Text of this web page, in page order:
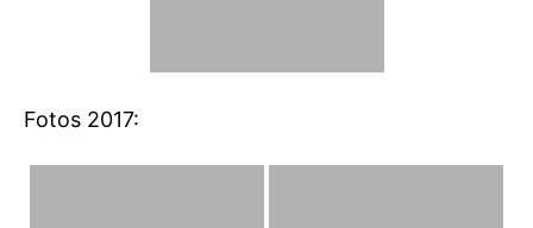
Fotos 2017: